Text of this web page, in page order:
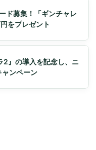
ド募集！「ギンチャレ
をプレゼント
2』の導入を記念し、ニ
ンペーン